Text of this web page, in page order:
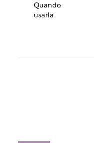
Quando
usarla